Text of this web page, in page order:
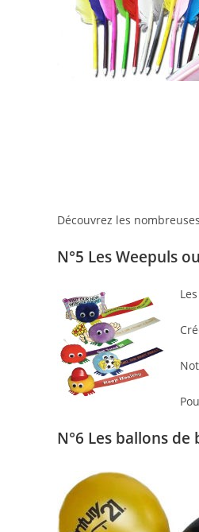
Découvrez les
N°5 Les Weepuls
N°6 Les ballons